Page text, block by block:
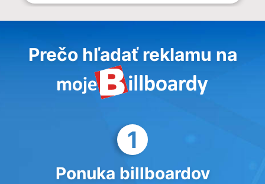
Prečo hľadať reklamu na
1
Ponuka billboardov